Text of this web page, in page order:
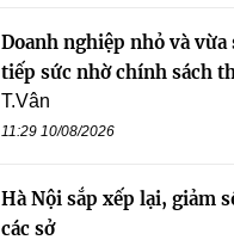
Doanh nghiệp nhỏ và vừa
tiếp sức nhờ chính sách
T.Vân
11:29 10/08/2026
Hà Nội sắp xếp lại, giảm
các sở